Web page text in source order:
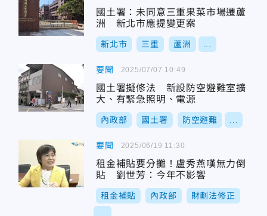
國土署：未同意三重果菜市場遷蘆
洲 新北市應提變更案
新北市 三重 蘆洲
要聞
國土署擬修法 新設防空避難室擴
大、有緊急照明、電源
內政部 國土署 防空避難
2025/07/07 10:49
要聞
租金補貼要分攤！盧秀燕嘆無力倒
貼 劉世芳：今年不影響
租金補貼 內政部 財劃法修正
2025/06/19 11:30